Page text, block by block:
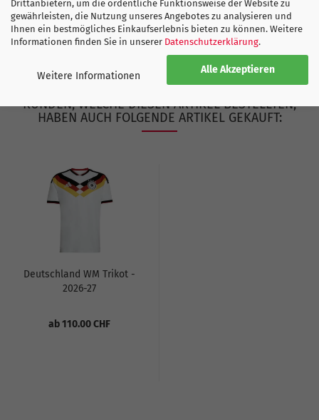
Drittanbietern, um die ordentliche Funktionsweise der Website zu
gewährleisten, die Nutzung unseres Angebotes zu analysieren und
Ihnen ein bestmögliches Einkaufserlebnis bieten zu können. Weitere
Informationen finden Sie in unserer Datenschutzerklärung.
Alle Akzeptieren
Weitere Informationen
ADIDAS GRÖSSENTABELLE
KUNDEN, WELCHE DIESEN ARTIKEL BESTELLTEN,
HABEN AUCH FOLGENDE ARTIKEL GEKAUFT:
Deutschland WM Trikot -
2026-27
ab 110.00 CHF